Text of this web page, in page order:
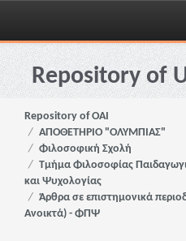
Skip
navigationRepository of
Repository of OAI
ΑΠΟΘΕΤΗΡΙΟ "ΟΛΥΜΠΙΑΣ"
Φιλοσοφική Σχολή
Τμήμα Φιλοσοφίας
και Ψυχολογίας
Άρθρα σε επιστημονικά
Ανοικτά) - ΦΠΨ